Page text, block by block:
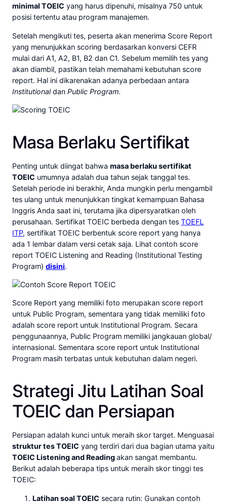
minimal TOEIC yang harus dipenuhi, misalnya 750 untuk
posisi tertentu atau program manajemen.
Setelah mengikuti tes, peserta akan menerima Score Report
yang menunjukkan scoring berdasarkan konversi CEFR
mulai dari A1, A2, B1, B2 dan C1. Sebelum memilih tes yang
akan diambil, pastikan telah memahami kebutuhan score
report. Hal ini dikarenakan adanya perbedaan antara
InstitutionaldanPublic Program.
Masa Berlaku Sertifikat
Penting untuk diingat bahwamasa berlaku sertifikat
TOEIC umumnya adalah dua tahun sejak tanggal tes.
Setelah periode ini berakhir, Anda mungkin perlu mengambil
tes ulang untuk menunjukkan tingkat kemampuan Bahasa
Inggris Anda saat ini, terutama jika dipersyaratkan oleh
perusahaan. Sertifikat TOEIC berbeda dengan tesTOEFL
ITP, sertifikat TOEIC berbentuk score report yang hanya
ada 1 lembar dalam versi cetak saja. Lihat contoh score
report TOEIC Listening and Reading (Institutional Testing
Program)disini.
Score Report yang memiliki foto merupakan score report
untuk Public Program, sementara yang tidak memiliki foto
adalah score report untuk Institutional Program. Secara
penggunaannya, Public Program memiliki jangkauan global/
internasional. Sementara score report untuk Institutional
Program masih terbatas untuk kebutuhan dalam negeri.
Strategi Jitu Latihan Soal
TOEIC dan Persiapan
Persiapan adalah kunci untuk meraih skor target. Menguasai
struktur tes TOEIC yang terdiri dari dua bagian utama yaitu
TOEIC Listening and Readingakan sangat membantu.
Berikut adalah beberapa tips untuk meraih skor tinggi tes
TOEIC:
Latihan soal TOEIC secara rutin: Gunakan contoh